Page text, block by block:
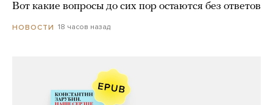
Вот какие вопросы до сих пор остаются без ответов
НОВОСТИ 18 часов назад